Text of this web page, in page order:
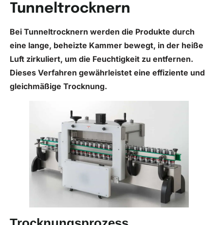
Tunneltrocknern
Bei Tunneltrocknern werden die Produkte durch
eine lange, beheizte Kammer bewegt, in der heiße
Luft zirkuliert, um die Feuchtigkeit zu entfernen.
Dieses Verfahren gewährleistet eine effiziente und
gleichmäßige Trocknung.